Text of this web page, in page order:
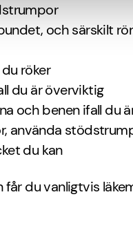
och särskilt
röker
du är överviktig
och benen ifall du
använda
du kan
får du vanligtvis